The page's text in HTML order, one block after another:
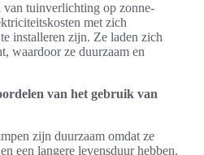
van tuinverlichting op zonne-
met zich
installeren zijn. Ze laden zich
waardoor ze duurzaam en
van het gebruik van
zijn duurzaam omdat ze
een langere levensduur hebben.